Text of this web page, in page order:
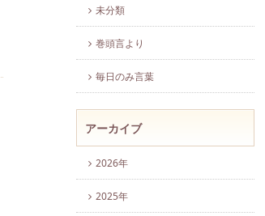
未分類
巻頭言より
毎日のみ言葉
アーカイブ
2026年
2025年